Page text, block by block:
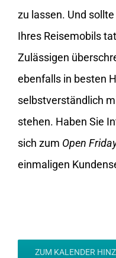
zu lassen. Und
Ihres Reisemobils
Zulässigen
ebenfalls in besten
selbstverständlich
stehen. Haben Sie
sich zum Open
einmaligen
ZUM KALENDER